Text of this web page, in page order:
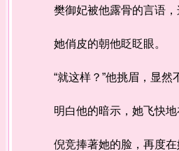
樊御妃被他露骨的言语，
她俏皮的朝他眨眨眼。
“就这样？”他挑眉，显然
明白他的暗示，她飞快地
倪竞捧著她的脸，再度在